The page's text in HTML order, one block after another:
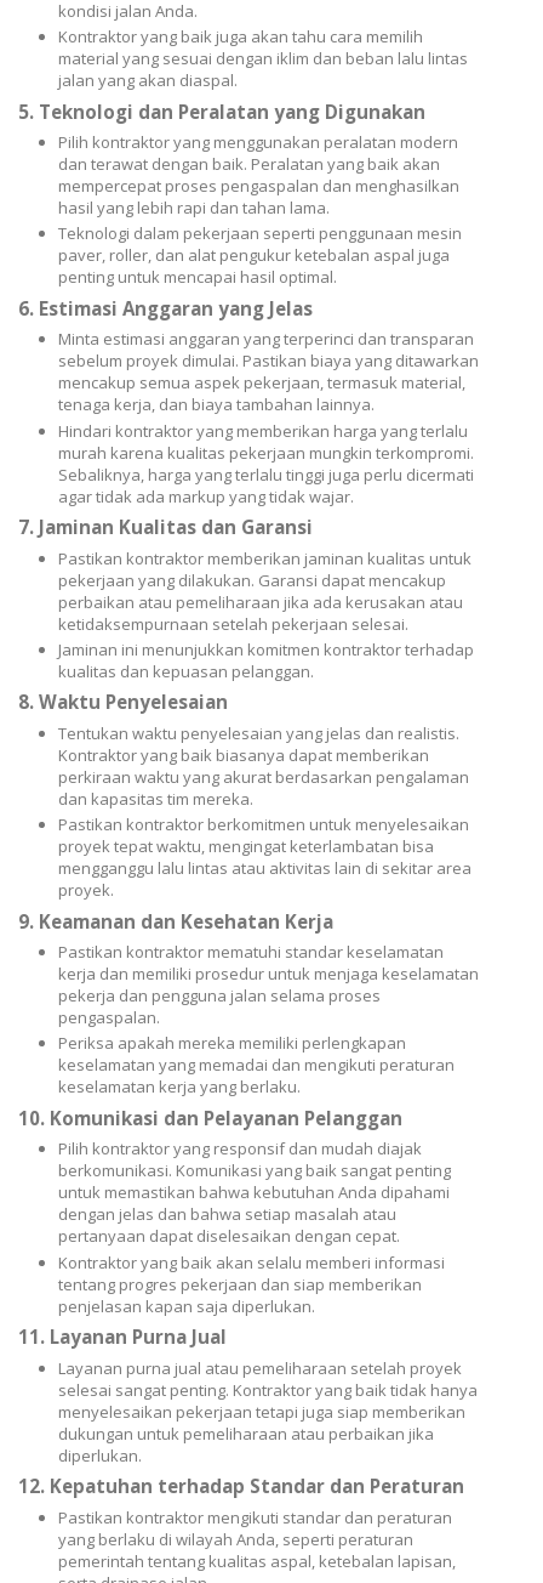
kondisi jalan Anda.
Kontraktor yang baik juga akan tahu cara memilih
material yang sesuai dengan iklim dan beban lalu lintas
jalan yang akan diaspal.
5. Teknologi dan Peralatan yang Digunakan
Pilih kontraktor yang menggunakan peralatan modern
dan terawat dengan baik. Peralatan yang baik akan
mempercepat proses pengaspalan dan menghasilkan
hasil yang lebih rapi dan tahan lama.
Teknologi dalam pekerjaan seperti penggunaan mesin
paver, roller, dan alat pengukur ketebalan aspal juga
penting untuk mencapai hasil optimal.
6. Estimasi Anggaran yang Jelas
Minta estimasi anggaran yang terperinci dan transparan
sebelum proyek dimulai. Pastikan biaya yang ditawarkan
mencakup semua aspek pekerjaan, termasuk material,
tenaga kerja, dan biaya tambahan lainnya.
Hindari kontraktor yang memberikan harga yang terlalu
murah karena kualitas pekerjaan mungkin terkompromi.
Sebaliknya, harga yang terlalu tinggi juga perlu dicermati
agar tidak ada markup yang tidak wajar.
7. Jaminan Kualitas dan Garansi
Pastikan kontraktor memberikan jaminan kualitas untuk
pekerjaan yang dilakukan. Garansi dapat mencakup
perbaikan atau pemeliharaan jika ada kerusakan atau
ketidaksempurnaan setelah pekerjaan selesai.
Jaminan ini menunjukkan komitmen kontraktor terhadap
kualitas dan kepuasan pelanggan.
8. Waktu Penyelesaian
Tentukan waktu penyelesaian yang jelas dan realistis.
Kontraktor yang baik biasanya dapat memberikan
perkiraan waktu yang akurat berdasarkan pengalaman
dan kapasitas tim mereka.
Pastikan kontraktor berkomitmen untuk menyelesaikan
proyek tepat waktu, mengingat keterlambatan bisa
mengganggu lalu lintas atau aktivitas lain di sekitar area
proyek.
9. Keamanan dan Kesehatan Kerja
Pastikan kontraktor mematuhi standar keselamatan
kerja dan memiliki prosedur untuk menjaga keselamatan
pekerja dan pengguna jalan selama proses
pengaspalan.
Periksa apakah mereka memiliki perlengkapan
keselamatan yang memadai dan mengikuti peraturan
keselamatan kerja yang berlaku.
10. Komunikasi dan Pelayanan Pelanggan
Pilih kontraktor yang responsif dan mudah diajak
berkomunikasi. Komunikasi yang baik sangat penting
untuk memastikan bahwa kebutuhan Anda dipahami
dengan jelas dan bahwa setiap masalah atau
pertanyaan dapat diselesaikan dengan cepat.
Kontraktor yang baik akan selalu memberi informasi
tentang progres pekerjaan dan siap memberikan
penjelasan kapan saja diperlukan.
11. Layanan Purna Jual
Layanan purna jual atau pemeliharaan setelah proyek
selesai sangat penting. Kontraktor yang baik tidak hanya
menyelesaikan pekerjaan tetapi juga siap memberikan
dukungan untuk pemeliharaan atau perbaikan jika
diperlukan.
12. Kepatuhan terhadap Standar dan Peraturan
Pastikan kontraktor mengikuti standar dan peraturan
yang berlaku di wilayah Anda, seperti peraturan
pemerintah tentang kualitas aspal, ketebalan lapisan,